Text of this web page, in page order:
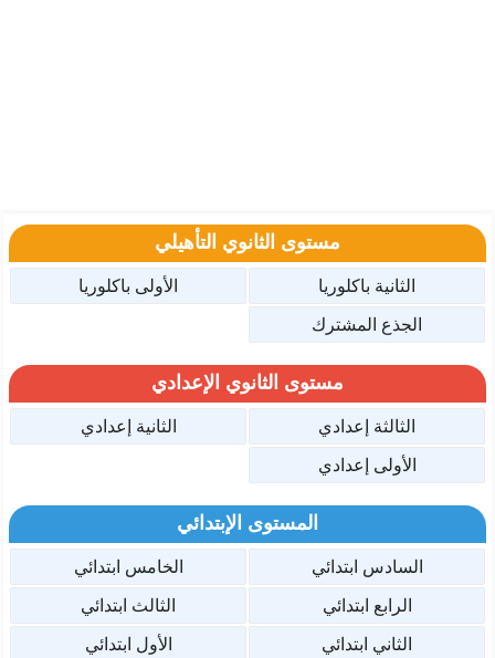
مستوى الثانوي التأهيلي
الثانية باكلوريا
الأولى باكلوريا
الجذع المشترك
مستوى الثانوي الإعدادي
الثالثة إعدادي
الثانية إعدادي
الأولى إعدادي
المستوى الإبتدائي
السادس ابتدائي
الخامس ابتدائي
الرابع ابتدائي
الثالث ابتدائي
الثاني ابتدائي
الأول ابتدائي